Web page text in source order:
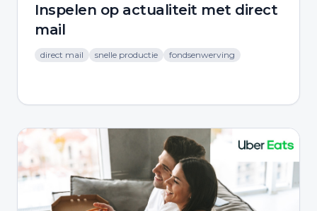
Inspelen op actualiteit met direct
mail
direct mail snelle productie fondsenwerving